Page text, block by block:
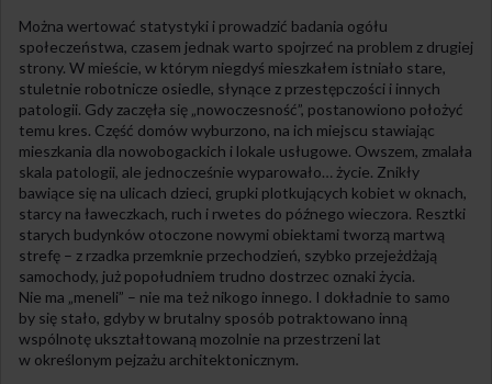
Można wertować statystyki i prowadzić badania ogółu
społeczeństwa, czasem jednak warto spojrzeć na problem z drugiej
strony. W mieście, w którym niegdyś mieszkałem istniało stare,
stuletnie robotnicze osiedle, słynące z przestępczości i innych
patologii. Gdy zaczęła się „nowoczesność”, postanowiono położyć
temu kres. Część domów wyburzono, na ich miejscu stawiając
mieszkania dla nowobogackich i lokale usługowe. Owszem, zmalała
skala patologii, ale jednocześnie wyparowało… życie. Znikły
bawiące się na ulicach dzieci, grupki plotkujących kobiet w oknach,
starcy na ławeczkach, ruch i rwetes do późnego wieczora. Resztki
starych budynków otoczone nowymi obiektami tworzą martwą
strefę – z rzadka przemknie przechodzień, szybko przejeżdżają
samochody, już popołudniem trudno dostrzec oznaki życia.
Nie ma „meneli” – nie ma też nikogo innego. I dokładnie to samo
by się stało, gdyby w brutalny sposób potraktowano inną
wspólnotę ukształtowaną mozolnie na przestrzeni lat
w określonym pejzażu architektonicznym.